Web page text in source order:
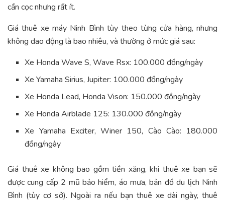
cần cọc nhưng rất ít.
Giá thuê xe máy Ninh Bình tùy theo từng cửa hàng, nhưng
không dao động là bao nhiêu, và thường ở mức giá sau:
Xe Honda Wave S, Wave Rsx: 100.000 đồng/ngày
Xe Yamaha Sirius, Jupiter: 100.000 đồng/ngày
Xe Honda Lead, Honda Vison: 150.000 đồng/ngày
Xe Honda Airblade 125: 130.000 đồng/ngày
Xe Yamaha Exciter, Winer 150, Cào Cào: 180.000
đồng/ngày
Giá thuê xe không bao gồm tiền xăng, khi thuê xe bạn sẽ
được cung cấp 2 mũ bảo hiểm, áo mưa, bản đồ du lịch Ninh
Bình (tùy cơ sở). Ngoài ra nếu bạn thuê xe dài ngày, thuê